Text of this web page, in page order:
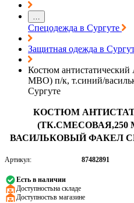
…
Спецодежда в Сургуте
Защитная одежда в
Костюм
МВО) п/к, т.синий/
Сургуте
КОСТЮМ
(ТК.СМЕСОВАЯ,250
ВАСИЛЬКОВЫЙ ФАКЕЛ
Артикул: 87482891
Есть в наличии
Доступность:на складе
Доступность:в магазине